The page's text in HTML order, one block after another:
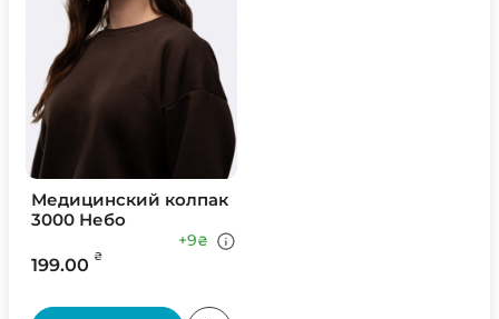
Медицинский колпак
3000 Небо
199.00 ₴
+9₴